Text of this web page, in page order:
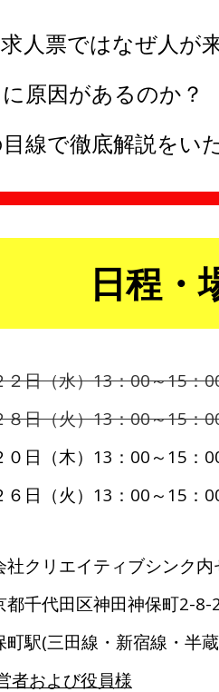
求人票ではなぜ人が
に原因があるのか？
線で徹底解説をい
日程・
２日（水）13：00～15：
８日（火）13：00～15：
（木）13：00～15：
（火）13：00～15：
社クリエイティブシンク
代田区神田神保町2-8-
(三田線・新宿線・
者および役員様